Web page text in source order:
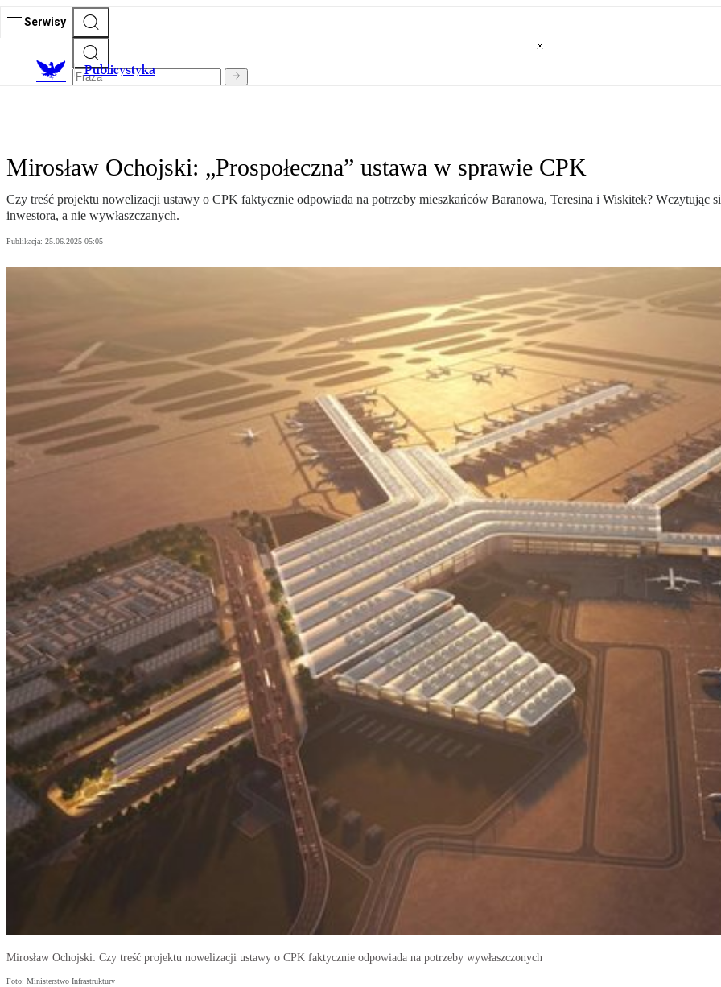
Serwisy
Publicystyka
Mirosław Ochojski: „Prospołeczna” ustawa w sprawie CPK
Czy treść projektu nowelizacji ustawy o CPK faktycznie odpowiada na potrzeby mieszkańców Baranowa, Teresina i Wiskitek? Wczytując
inwestora, a nie wywłaszczanych.
Publikacja: 25.06.2025 05:05
Mirosław Ochojski: Czy treść projektu nowelizacji ustawy o CPK faktycznie odpowiada na potrzeby wywłaszczonych
Foto: Ministerstwo Infrastruktury